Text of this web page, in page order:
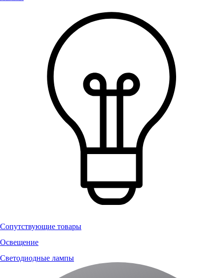
Сопутствующие товары
Освещение
Светодиодные лампы